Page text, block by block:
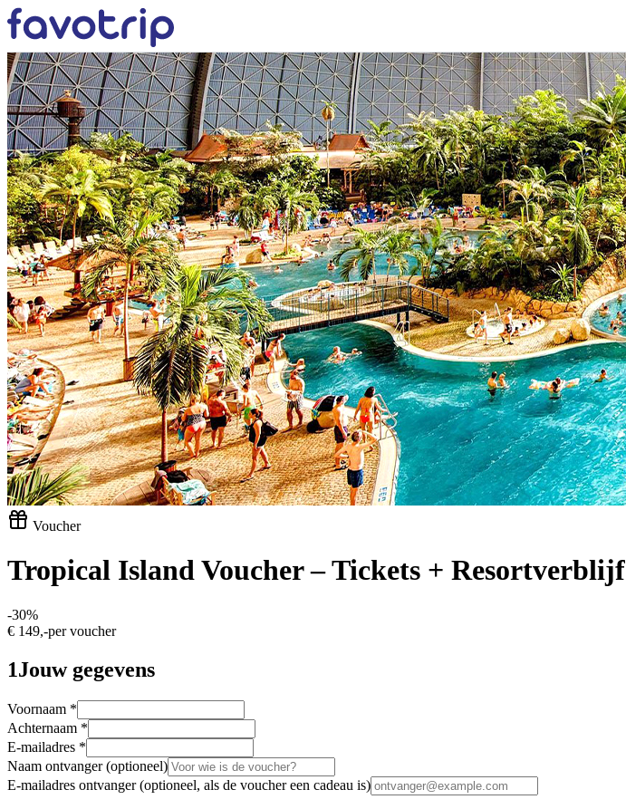
Voucher
Tropical Island Voucher – Tickets + Resortverblijf
-30%
€ 149,-per voucher
1Jouw gegevens
Voornaam *
Achternaam *
E-mailadres *
Naam ontvanger (optioneel)
E-mailadres ontvanger (optioneel, als de voucher een cadeau is)